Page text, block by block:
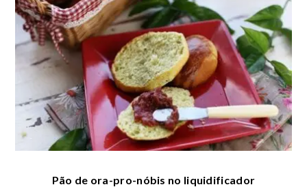
Pão de ora-pro-nóbis no liquidificador